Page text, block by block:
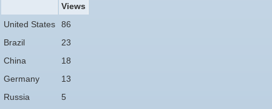
Views
United States
86
Brazil
23
China
18
Germany
13
Russia
5